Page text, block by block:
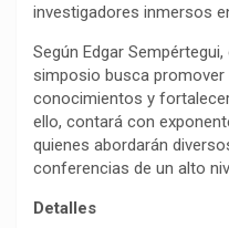
investigadores inmersos
Según Edgar
simposio busca promover
conocimientos y
ello, contará con
quienes abordarán
conferencias de un alto
Detalles